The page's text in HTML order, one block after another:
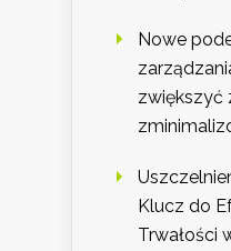
Nowe
zwiększyć
Klucz do
Trwałości